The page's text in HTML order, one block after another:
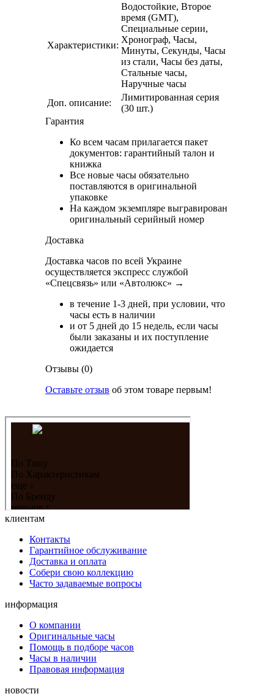
Характеристики:
Водостойкие, Второе
время (GMT),
Специальные серии,
Хронограф, Часы,
Минуты, Секунды, Часы
из стали, Часы без даты,
Стальные часы,
Наручные часы
Доп. описание:
Лимитированная серия
(30 шт.)
Гарантия
Ко всем часам прилагается пакет
документов: гарантийный талон и
книжка
Все новые часы обязательно
поставляются в оригинальной
упаковке
На каждом экземпляре выгравирован
оригинальный серийный номер
Доставка
Доставка часов по всей Украине
осуществляется экспресс службой
«Спецсвязь» или «Автолюкс» →
в течение 1-3 дней, при условии, что
часы есть в наличии
и от 5 дней до 15 недель, если часы
были заказаны и их поступление
ожидается
Отзывы (0)
Оставьте отзыв об этом товаре первым!
клиентам
Контакты
Гарантийное обслуживание
Доставка и оплата
Собери свою коллекцию
Часто задаваемые вопросы
информация
О компании
Оригинальные часы
Помощь в подборе часов
Часы в наличии
Правовая информация
новости